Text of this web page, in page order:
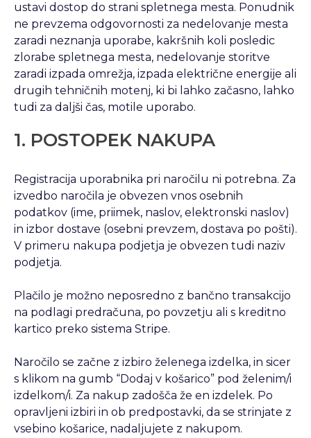
ustavi dostop do strani spletnega mesta. Ponudnik
ne prevzema odgovornosti za nedelovanje mesta
zaradi neznanja uporabe, kakršnih koli posledic
zlorabe spletnega mesta, nedelovanje storitve
zaradi izpada omrežja, izpada električne energije ali
drugih tehničnih motenj, ki bi lahko začasno, lahko
tudi za daljši čas, motile uporabo.
1. POSTOPEK NAKUPA
Registracija uporabnika pri naročilu ni potrebna. Za
izvedbo naročila je obvezen vnos osebnih
podatkov (ime, priimek, naslov, elektronski naslov)
in izbor dostave (osebni prevzem, dostava po pošti).
V primeru nakupa podjetja je obvezen tudi naziv
podjetja.
Plačilo je možno neposredno z bančno transakcijo
na podlagi predračuna, po povzetju ali s kreditno
kartico preko sistema Stripe.
Naročilo se začne z izbiro želenega izdelka, in sicer
s klikom na gumb “Dodaj v košarico” pod želenim/i
izdelkom/i. Za nakup zadošča že en izdelek. Po
opravljeni izbiri in ob predpostavki, da se strinjate z
vsebino košarice, nadaljujete z nakupom.